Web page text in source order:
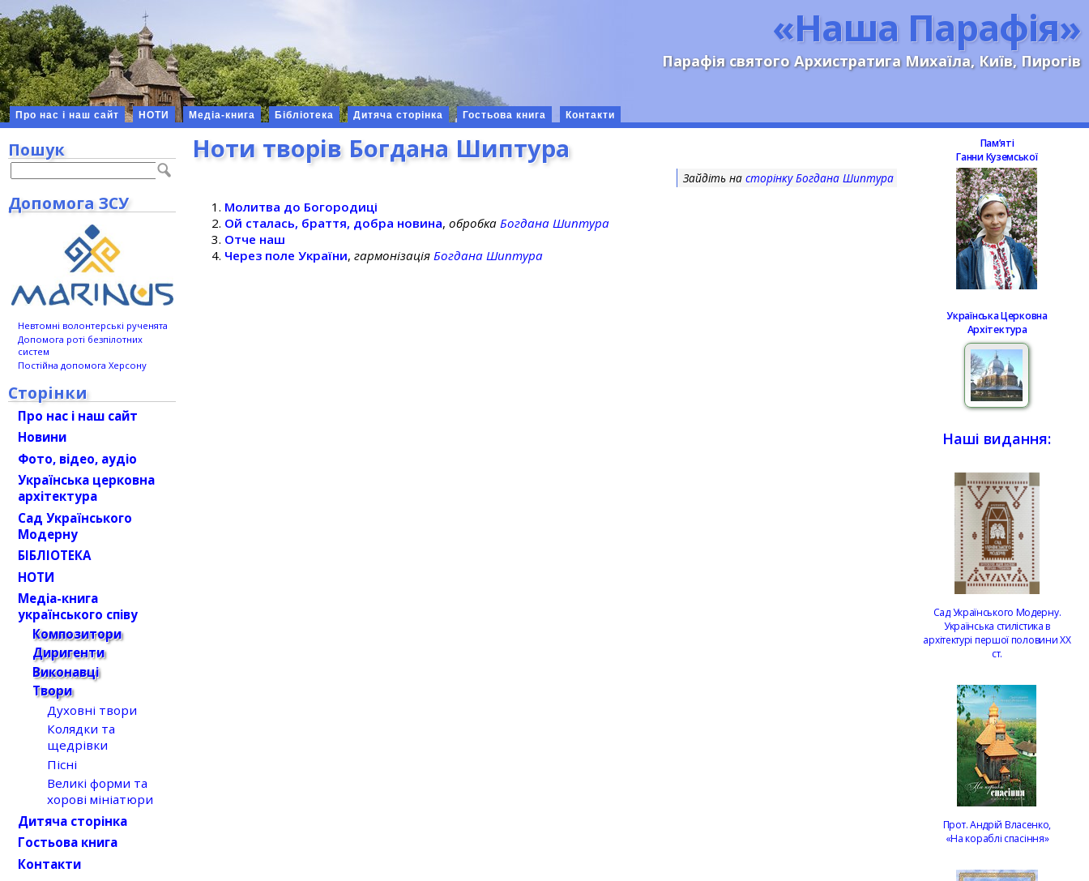
«Наша Парафія»
Парафія святого Архистратига Михаїла, Київ, Пирогів
Про нас і наш сайт НОТИ Медіа-книга Бібліотека Дитяча сторінка Гостьова книга Контакти
Ноти творів Богдана Шиптура
Зайдіть на сторінку Богдана Шиптура
Молитва до Богородиці
Ой сталась, браття, добра новина,обробкаБогдана Шиптура
Отче наш
Через поле України,гармонізаціяБогдана Шиптура
Пошук
Допомога ЗСУ
Невтомні волонтерські рученята
Допомога роті безпілотних
систем
Постійна допомога Херсону
Сторінки
Про нас і наш сайт
Новини
Фото, відео, аудіо
Українська церковна
архітектура
Сад Українського
Модерну
БІБЛІОТЕКА
НОТИ
Медіа-книга
українського співу
Композитори
Диригенти
Виконавці
Твори
Духовні твори
Колядки та
щедрівки
Пісні
Великі форми та
хорові мініатюри
Дитяча сторінка
Гостьова книга
Контакти
Памʼяті
Ганни Куземської
Українська Церковна
Архітектура
Наші видання:
Сад Українського Модерну.
Українська стилістика в
архітектурі першої половини ХХ
ст.
Прот. Андрій Власенко,
«На кораблі спасіння»